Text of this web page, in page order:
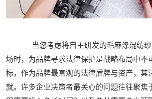
当您考虑将自主研发的毛麻涤混纺纱
场时，为品牌寻求法律保护是战略布局中不
标，作为品牌最直观的法律盾牌与资产，其
就。许多企业决策者最关心的问题往往聚焦